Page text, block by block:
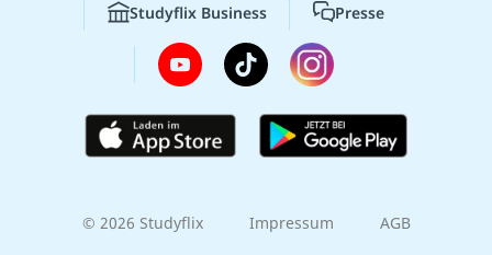
Studyflix Business Presse
© 2026 Studyflix Impressum AGB